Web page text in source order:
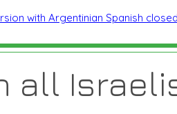
with Argentinian Spanish
all